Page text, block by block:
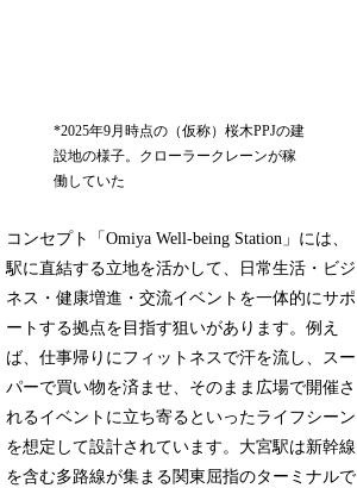
*2025年9月時点の（仮称）桜木PPJの建
設地の様子。クローラークレーンが稼
働していた
コンセプト「Omiya Well-being Station」には、
駅に直結する立地を活かして、日常生活・ビジ
ネス・健康増進・交流イベントを一体的にサポ
ートする拠点を目指す狙いがあります。例え
ば、仕事帰りにフィットネスで汗を流し、スー
パーで買い物を済ませ、そのまま広場で開催さ
れるイベントに立ち寄るといったライフシーン
を想定して設計されています。大宮駅は新幹線
を含む多路線が集まる関東屈指のターミナルで